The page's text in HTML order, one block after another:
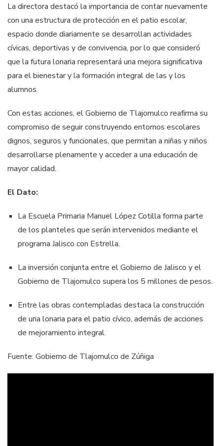
La directora destacó la importancia de contar nuevamente
con una estructura de protección en el patio escolar,
espacio donde diariamente se desarrollan actividades
cívicas, deportivas y de convivencia, por lo que consideró
que la futura lonaria representará una mejora significativa
para el bienestar y la formación integral de las y los
alumnos.
Con estas acciones, el Gobierno de Tlajomulco reafirma su
compromiso de seguir construyendo entornos escolares
dignos, seguros y funcionales, que permitan a niñas y niños
desarrollarse plenamente y acceder a una educación de
mayor calidad.
El Dato:
La Escuela Primaria Manuel López Cotilla forma parte
de los planteles que serán intervenidos mediante el
programa Jalisco con Estrella.
La inversión conjunta entre el Gobierno de Jalisco y el
Gobierno de Tlajomulco supera los 5 millones de pesos.
Entre las obras contempladas destaca la construcción
de una lonaria para el patio cívico, además de acciones
de mejoramiento integral.
Fuente: Gobierno de Tlajomulco de Zúñiga